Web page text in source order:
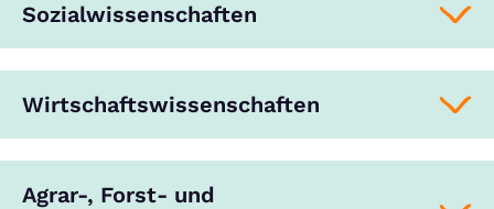
Sozialwissenschaften
Wirtschaftswissenschaften
Agrar-, Forst- und